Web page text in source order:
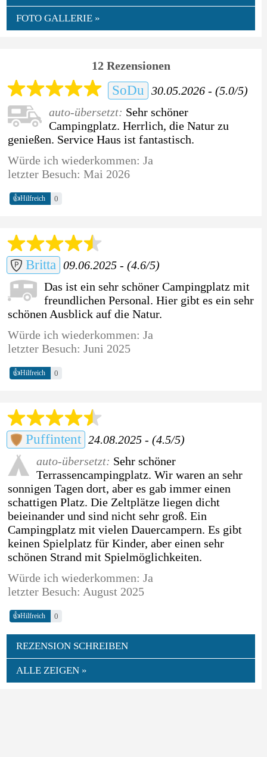
FOTO GALLERIE »
12 Rezensionen
SoDu
30.05.2026 - (5.0/5)
auto-übersetzt: Sehr schöner
Campingplatz. Herrlich, die Natur zu
genießen. Service Haus ist fantastisch.
Würde ich wiederkommen: Ja
letzter Besuch: Mai 2026
👍Hilfreich 0
Britta 09.06.2025 - (4.6/5)
Das ist ein sehr schöner Campingplatz mit
freundlichen Personal. Hier gibt es ein sehr
schönen Ausblick auf die Natur.
Würde ich wiederkommen: Ja
letzter Besuch: Juni 2025
👍Hilfreich 0
Puffintent 24.08.2025 - (4.5/5)
auto-übersetzt: Sehr schöner
Terrassencampingplatz. Wir waren an sehr
sonnigen Tagen dort, aber es gab immer einen
schattigen Platz. Die Zeltplätze liegen dicht
beieinander und sind nicht sehr groß. Ein
Campingplatz mit vielen Dauercampern. Es gibt
keinen Spielplatz für Kinder, aber einen sehr
schönen Strand mit Spielmöglichkeiten.
Würde ich wiederkommen: Ja
letzter Besuch: August 2025
👍Hilfreich 0
REZENSION SCHREIBEN
ALLE ZEIGEN »